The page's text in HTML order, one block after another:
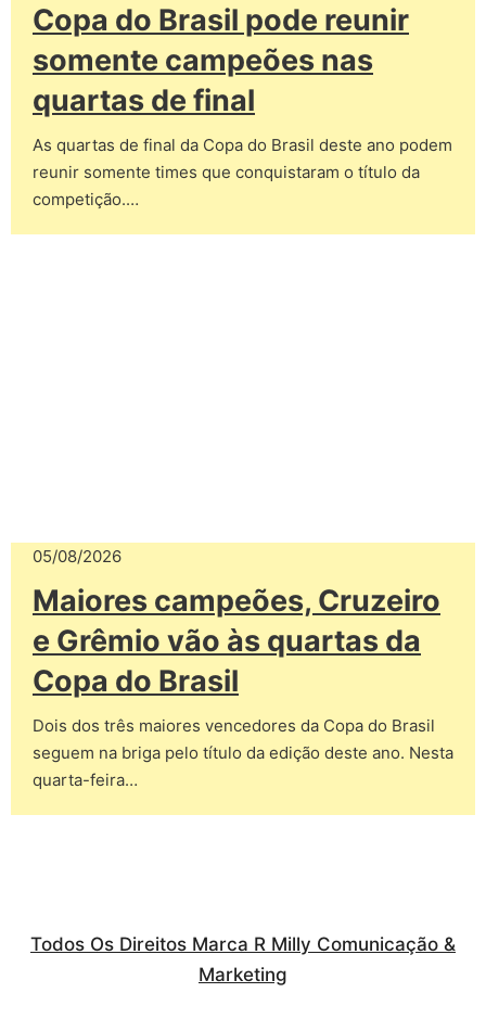
Copa do Brasil pode reunir
somente campeões nas
quartas de final
As quartas de final da Copa do Brasil deste ano podem
reunir somente times que conquistaram o título da
competição.…
05/08/2026
Maiores campeões, Cruzeiro
e Grêmio vão às quartas da
Copa do Brasil
Dois dos três maiores vencedores da Copa do Brasil
seguem na briga pelo título da edição deste ano. Nesta
quarta-feira…
Todos Os Direitos Marca R Milly Comunicação &
Marketing